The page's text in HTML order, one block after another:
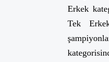
Erkek
Tek